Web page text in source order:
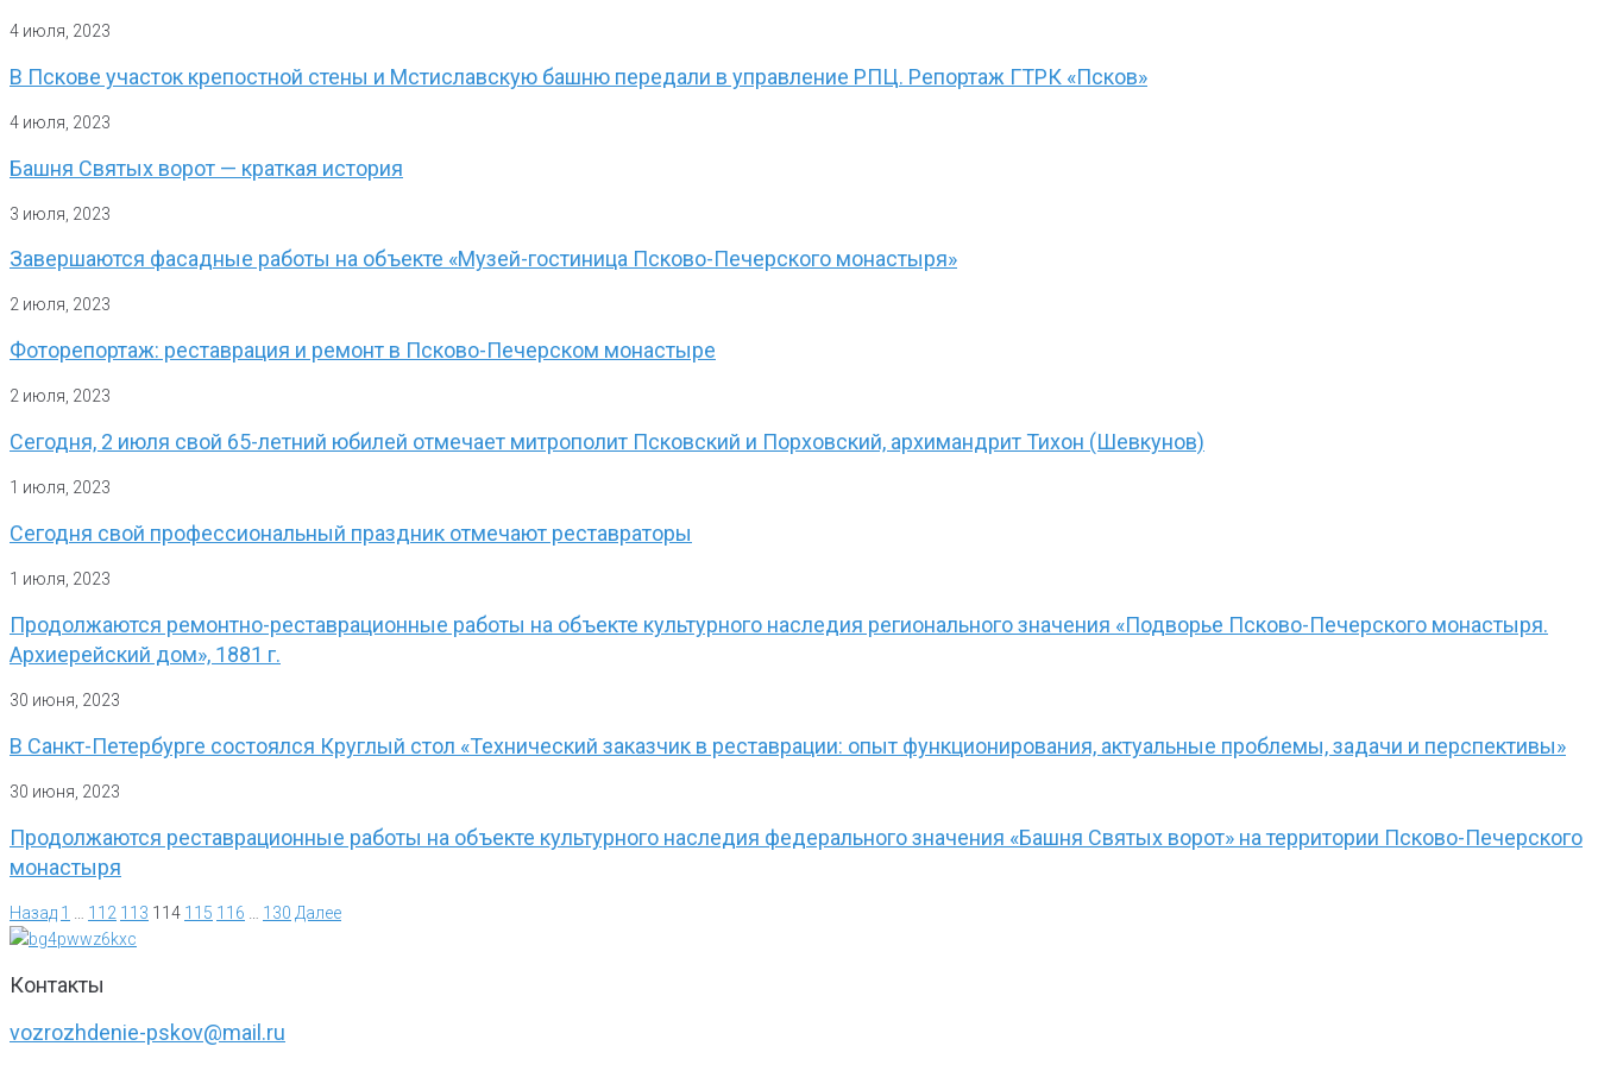
4 июля, 2023
В Пскове участок крепостной стены и Мстиславскую башню передали в управление РПЦ. Репортаж ГТРК «Псков»
4 июля, 2023
Башня Святых ворот — краткая история
3 июля, 2023
Завершаются фасадные работы на объекте «Музей-гостиница Псково-Печерского монастыря»
2 июля, 2023
Фоторепортаж: реставрация и ремонт в Псково-Печерском монастыре
2 июля, 2023
Сегодня, 2 июля свой 65-летний юбилей отмечает митрополит Псковский и Порховский, архимандрит Тихон (Шевкунов)
1 июля, 2023
Сегодня свой профессиональный праздник отмечают реставраторы
1 июля, 2023
Продолжаются ремонтно-реставрационные работы на объекте культурного наследия регионального значения «Подворье Псково-Печерского монастыря.
Архиерейский дом», 1881 г.
30 июня, 2023
В Санкт-Петербурге состоялся Круглый стол «Технический заказчик в реставрации: опыт функционирования, актуальные проблемы, задачи и перспективы»
30 июня, 2023
Продолжаются реставрационные работы на объекте культурного наследия федерального значения «Башня Святых ворот» на территории Псково-Печерского
монастыря
Назад 1 112 113 114 115 116 130 Далее
Контакты
vozrozhdenie-pskov@mail.ru